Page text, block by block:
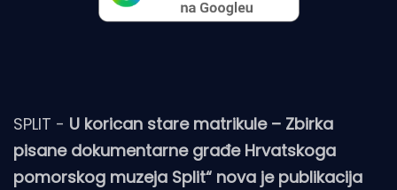
SPLIT - U korican stare matrikule – Zbirka
pisane dokumentarne građe Hrvatskoga
pomorskog muzeja Split“ nova je publikacija